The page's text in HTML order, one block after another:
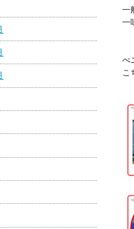
一
一
べ
こ